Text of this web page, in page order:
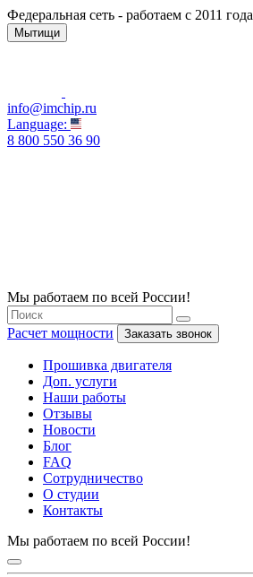
Федеральная сеть - работаем с 2011 года
Мытищи
info@imchip.ru
Language:
8 800 550 36 90
Мы работаем по всей России!
Расчет мощности Заказать звонок
Прошивка двигателя
Доп. услуги
Наши работы
Отзывы
Новости
Блог
FAQ
Сотрудничество
О студии
Контакты
Мы работаем по всей России!